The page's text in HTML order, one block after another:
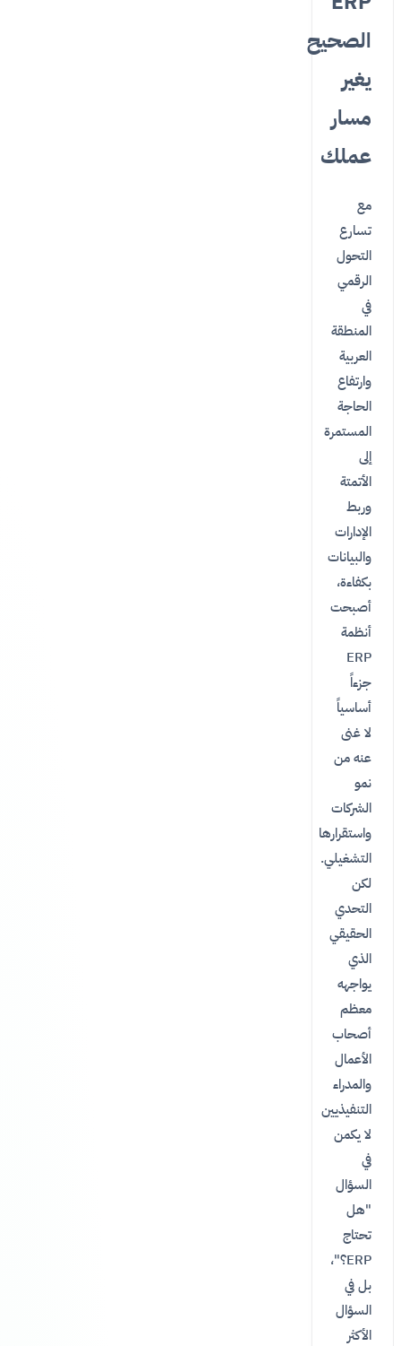
الصحيح
يغير
مسار
عملك
مع
تسارع
التحول
الرقمي
في
المنطقة
العربية
وارتفاع
الحاجة
المستمرة
إلى
الأتمتة
وربط
الإدارات
والبيانات
بكفاءة،
أصبحت
أنظمة
ERP
جزءاً
أساسياً
لا غنى
عنه من
نمو
الشركات
واستقرارها
التشغيلي.
لكن
التحدي
الحقيقي
الذي
يواجهه
معظم
أصحاب
الأعمال
والمدراء
التنفيذيين
لا يكمن
في
السؤال
"هل
تحتاج
ERP؟"،
بل في
السؤال
الأكثر